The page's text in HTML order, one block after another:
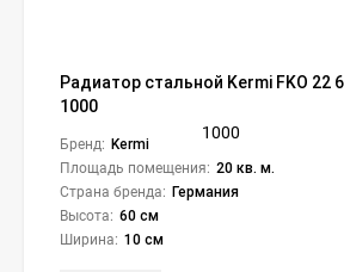
Радиатор стальной Kermi FKO 22
1000
Бренд: Kermi
Площадь помещения: 20 кв. м.
Страна бренда: Германия
Высота: 60 см
Ширина: 10 см